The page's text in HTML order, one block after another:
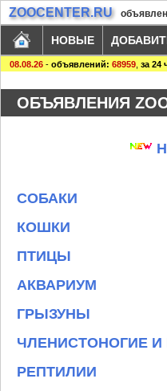
ZOOCENTER.RU
НОВЫЕ
08.08.26 - объявлений: 68959 за 24
ОБЪЯВЛЕНИЯ
СОБАКИ
КОШКИ
ПТИЦЫ
АКВАРИУМ
ГРЫЗУНЫ
ЧЛЕНИСТОНОГИЕ
РЕПТИЛИИ